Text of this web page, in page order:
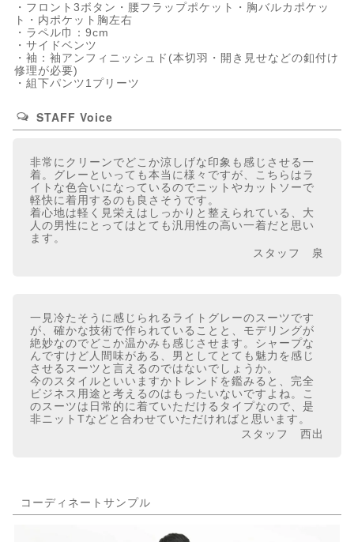
・フロント3ボタン・腰フラップポケット・胸バルカポケッ
ト・内ポケット胸左右
・ラペル巾：9cm
・サイドベンツ
・袖：袖アンフィニッシュド(本切羽・開き見せなどの釦付け
修理が必要)
・組下パンツ1プリーツ
STAFF Voice
非常にクリーンでどこか涼しげな印象も感じさせる一
着。グレーといっても本当に様々ですが、こちらはラ
イトな色合いになっているのでニットやカットソーで
軽快に着用するのも良さそうです。
着心地は軽く見栄えはしっかりと整えられている、大
人の男性にとってはとても汎用性の高い一着だと思い
ます。
スタッフ 泉
一見冷たそうに感じられるライトグレーのスーツです
が、確かな技術で作られていることと、モデリングが
絶妙なのでどこか温かみも感じさせます。シャープな
んですけど人間味がある、男としてとても魅力を感じ
させるスーツと言えるのではないでしょうか。
今のスタイルといいますかトレンドを鑑みると、完全
ビジネス用途と考えるのはもったいないですよね。こ
のスーツは日常的に着ていただけるタイプなので、是
非ニットTなどと合わせていただければと思います。
スタッフ 西出
コーディネートサンプル